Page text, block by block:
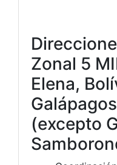
Zonal 5
Elena,
(excepto